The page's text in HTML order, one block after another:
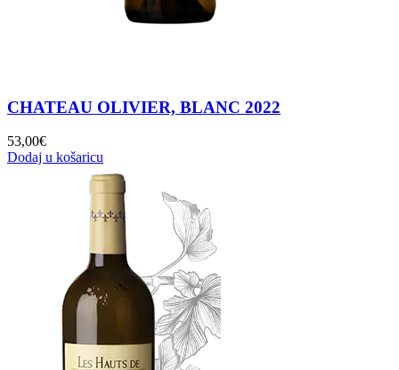
CHATEAU OLIVIER, BLANC 2022
53,00€
Dodaj u košaricu